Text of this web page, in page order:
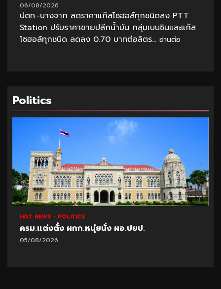
06/08/2026
ปตท.-บางจาก ลดราคาแก๊สโซฮอล์ทุกชนิดลง PTT
Station ปรับราคาขายปลีกน้ำมัน กลุ่มเบนซินและแก๊ส
โซฮอล์ทุกชนิด ลดลง 0.70 บาทต่อลิตร... อ่านต่อ
Politics
HOT NEWS POLITICS
ครม.แต่งตั้ง ผกก.หนุ่ยนั่ง ผอ.ปยป.
05/08/2026